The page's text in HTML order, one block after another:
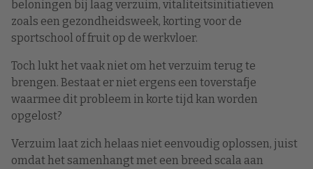
beloningen bij laag verzuim, vitaliteitsinitiatieven
zoals een gezondheidsweek, korting voor de
sportschool of fruit op de werkvloer.
Toch lukt het vaak niet om het verzuim terug te
brengen. Bestaat er niet ergens een toverstafje
waarmee dit probleem in korte tijd kan worden
opgelost?
Verzuim laat zich helaas niet eenvoudig oplossen, juist
omdat het samenhangt met een breed scala aan